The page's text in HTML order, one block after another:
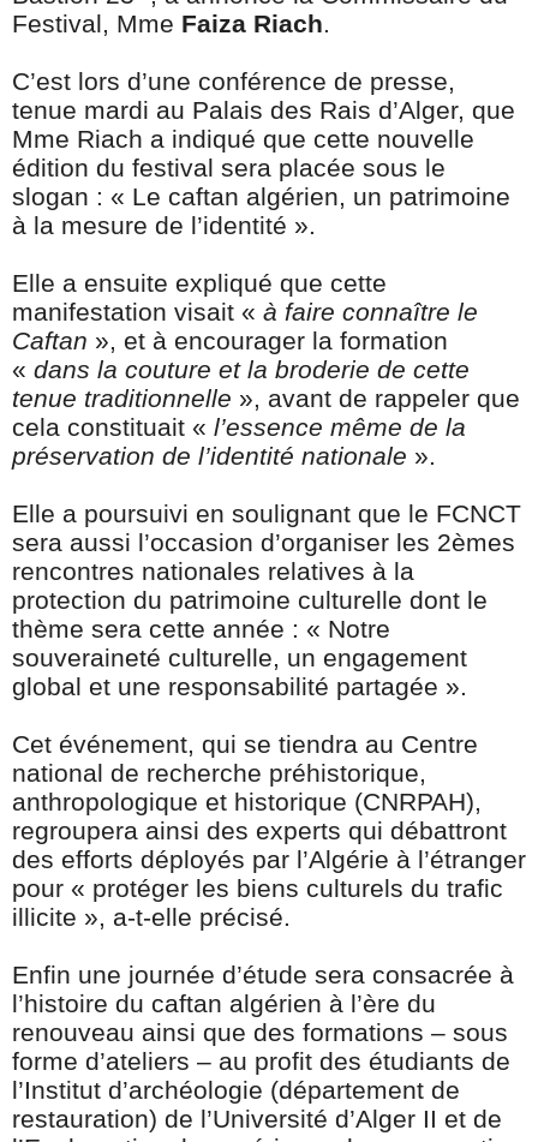
Festival, Mme Faiza Riach.
C’est lors d’une conférence de presse,
tenue mardi au Palais des Rais d’Alger, que
Mme Riach a indiqué que cette nouvelle
édition du festival sera placée sous le
slogan : « Le caftan algérien, un patrimoine
à la mesure de l’identité ».
Elle a ensuite expliqué que cette
manifestation visait « à faire connaître le
Caftan », et à encourager la formation
« dans la couture et la broderie de cette
tenue traditionnelle », avant de rappeler que
cela constituait « l’essence même de la
préservation de l’identité nationale ».
Elle a poursuivi en soulignant que le FCNCT
sera aussi l’occasion d’organiser les 2èmes
rencontres nationales relatives à la
protection du patrimoine culturelle dont le
thème sera cette année : « Notre
souveraineté culturelle, un engagement
global et une responsabilité partagée ».
Cet événement, qui se tiendra au Centre
national de recherche préhistorique,
anthropologique et historique (CNRPAH),
regroupera ainsi des experts qui débattront
des efforts déployés par l’Algérie à l’étranger
pour « protéger les biens culturels du trafic
illicite », a-t-elle précisé.
Enfin une journée d’étude sera consacrée à
l’histoire du caftan algérien à l’ère du
renouveau ainsi que des formations – sous
forme d’ateliers – au profit des étudiants de
l’Institut d’archéologie (département de
restauration) de l’Université d’Alger II et de